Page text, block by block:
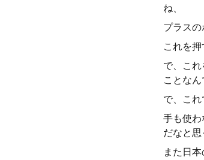
ね、
プラス
これを
で、こ
ことなん
で、こ
手も使
だなと思
また日